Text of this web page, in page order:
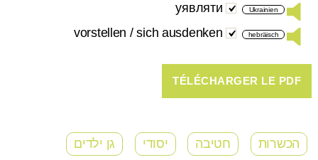
Ukrainien
уявляти
hebräisch
vorstellen / sich ausdenken
הכשרות חטיבה יסודי גן ילדים